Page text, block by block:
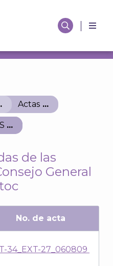
Actas
del Consejo
de las
General
No. de acta
34_EXT-27_060809